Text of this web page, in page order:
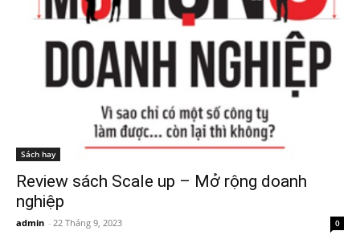
Sách hay
Review sách Scale up – Mở rộng doanh
nghiệp
admin - 22 Tháng 9, 2023 0